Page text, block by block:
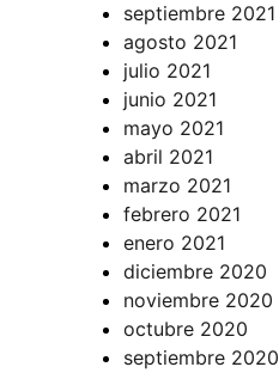
septiembre 2021
agosto 2021
julio 2021
junio 2021
mayo 2021
abril 2021
marzo 2021
febrero 2021
enero 2021
diciembre 2020
noviembre 2020
octubre 2020
septiembre 2020